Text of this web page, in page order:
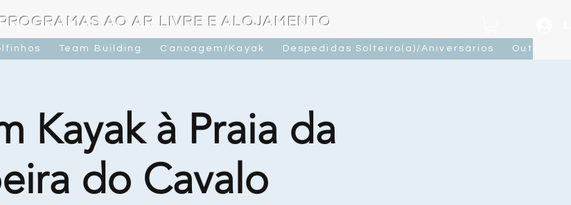
AO AR LIVRE E ALOJAMENTO
Team Building Canoagem/Kayak Despedidas Solteiro(a)/Aniversários Outras
Kayak à Praia da
do Cavalo